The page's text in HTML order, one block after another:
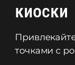
киоски
точками с